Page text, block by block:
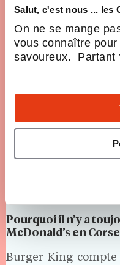
Salut, c'est nous ... les
On ne se mange
vous connaître
savoureux. Partant
esthéticiens
désormais se…
10 Min.
Pourquoi il n’y a
McDonald’s en
Burger King compte